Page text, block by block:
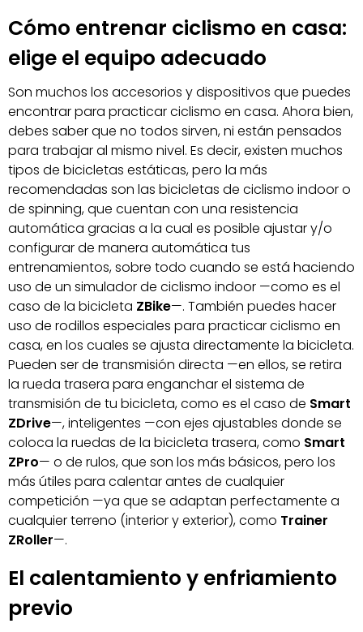
Cómo entrenar ciclismo en casa:
elige el equipo adecuado
Son muchos los accesorios y dispositivos que puedes
encontrar para practicar ciclismo en casa. Ahora bien,
debes saber que no todos sirven, ni están pensados
para trabajar al mismo nivel. Es decir, existen muchos
tipos de bicicletas estáticas, pero la más
recomendadas son las bicicletas de ciclismo indoor o
de spinning, que cuentan con una resistencia
automática gracias a la cual es posible ajustar y/o
configurar de manera automática tus
entrenamientos, sobre todo cuando se está haciendo
uso de un simulador de ciclismo indoor —como es el
caso de la bicicleta ZBike—. También puedes hacer
uso de rodillos especiales para practicar ciclismo en
casa, en los cuales se ajusta directamente la bicicleta.
Pueden ser de transmisión directa —en ellos, se retira
la rueda trasera para enganchar el sistema de
transmisión de tu bicicleta, como es el caso de Smart
ZDrive—, inteligentes —con ejes ajustables donde se
coloca la ruedas de la bicicleta trasera, como Smart
ZPro— o de rulos, que son los más básicos, pero los
más útiles para calentar antes de cualquier
competición —ya que se adaptan perfectamente a
cualquier terreno (interior y exterior), como Trainer
ZRoller—.
El calentamiento y enfriamiento
previo